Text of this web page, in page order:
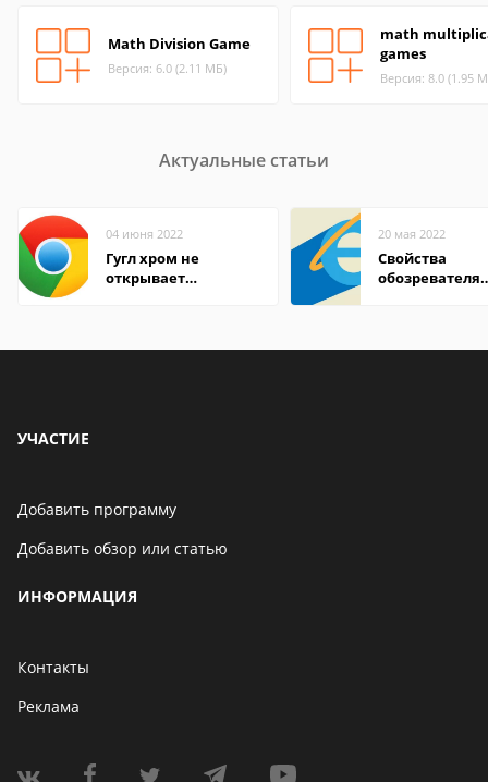
Math Division Game
Версия: 6.0 (2.11 МБ)
math
games
Версия: 8.0 (1.95
Актуальные статьи
04 июня 2022
Гугл хром не
открывает
20 мая 2022
Свойства
обозревателя
УЧАСТИЕ
Добавить программу
Добавить обзор или статью
ИНФОРМАЦИЯ
Контакты
Реклама